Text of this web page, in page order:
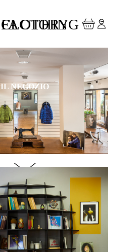
CLOTHING FACTORY
IL NEGOZIO